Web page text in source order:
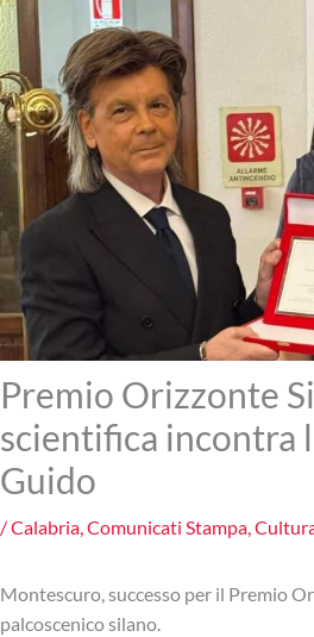
Premio Orizzonte
scientifica incontra
Guido
/Calabria,Comunicati Stampa,
Montescuro, successo per il Premio
palcoscenico silano.